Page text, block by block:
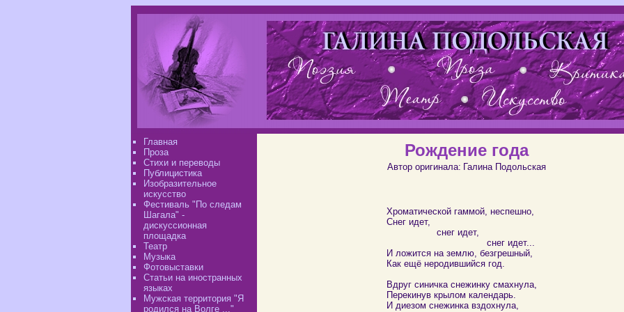
Главная
Проза
Стихи и переводы
Публицистика
Изобразительное
искусство
Фестиваль "По следам
Шагала" -
дискуссионная
площадка
Театр
Музыка
Фотовыставки
Статьи на иностранных
языках
Мужская территория "Я
родился на Волге ..."
Рождение года
Автор оригинала: Галина Подольская
Хроматической гаммой, неспешно,
Снег идет,
снег идет,
снег идет...
И ложится на землю, безгрешный,
Как ещё неродившийся год.
Вдруг синичка снежинку смахнула,
Перекинув крылом календарь.
И диезом снежинка вздохнула,